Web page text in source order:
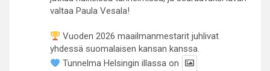
valtaa Paula Vesala!
Vuoden 2026 maailmanmestarit juhlivat
yhdessä suomalaisen kansan kanssa.
Tunnelma Helsingin illassa on